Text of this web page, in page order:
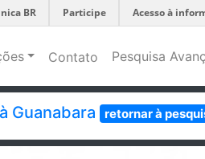
BR Participe Acesso à
Contato Pesquisa
Guanabara retornar à